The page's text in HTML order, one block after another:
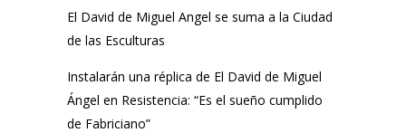
El David de Miguel Angel se suma a la Ciudad
de las Esculturas
Instalarán una réplica de El David de Miguel
Ángel en Resistencia: “Es el sueño cumplido
de Fabriciano”